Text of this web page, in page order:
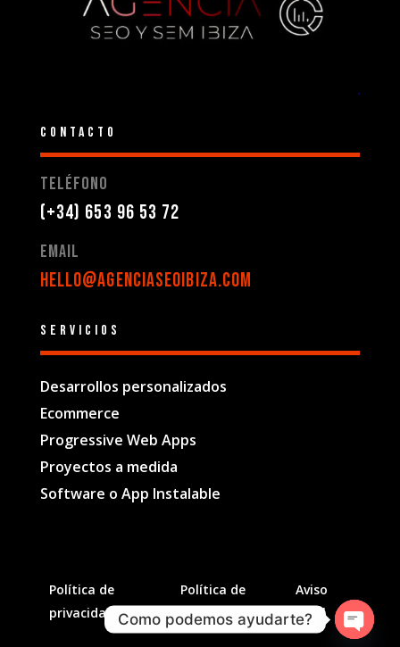
CONTACTO
Teléfono
(+34) 653 96 53 72
Email
hello@agenciaseoibiza.com
Servicios
Desarrollos personalizados
Ecommerce
Progressive Web Apps
Proyectos a medida
Software o App Instalable
Política de
privacidad
Política de
cookies
Aviso
legal
Como podemos ayudarte?